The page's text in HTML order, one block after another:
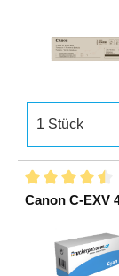
Canon C-EXV